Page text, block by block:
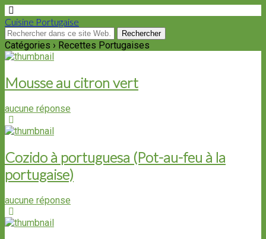
Cuisine Portugaise
Catégories › Recettes Portugaises
Mousse au citron vert
aucune réponse
Cozido à portuguesa (Pot-au-feu à la
portugaise)
aucune réponse